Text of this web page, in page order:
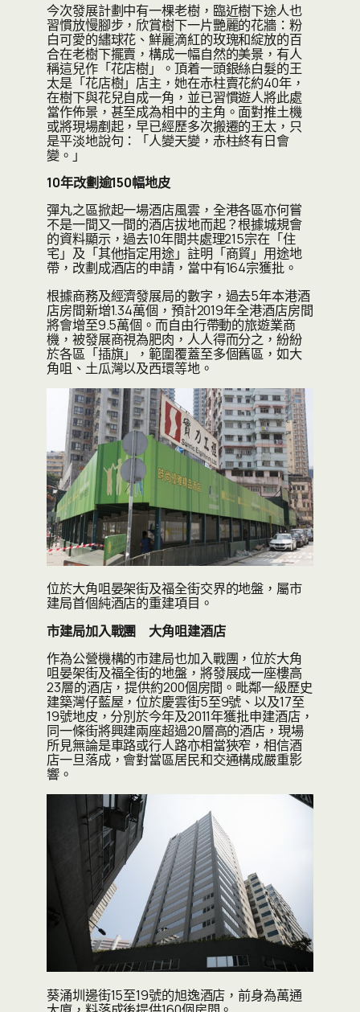
今次發展計劃中有一棵老樹，臨近樹下途人也
習慣放慢腳步，欣賞樹下一片艷麗的花牆：粉
白可愛的繡球花、鮮麗滴紅的玫瑰和綻放的百
合在老樹下擺賣，構成一幅自然的美景，有人
稱這兒作「花店樹」。頂着一頭銀絲白髮的王
太是「花店樹」店主，她在赤柱賣花約40年，
在樹下與花兒自成一角，並已習慣遊人將此處
當作佈景，甚至成為相中的主角。面對推土機
或將現場剷起，早已經歷多次搬遷的王太，只
是平淡地說句：「人變天變，赤柱終有日會
變。」
10年改劃逾150幅地皮
彈丸之區掀起一場酒店風雲，全港各區亦何嘗
不是一間又一間的酒店拔地而起？根據城規會
的資料顯示，過去10年間共處理215宗在「住
宅」及「其他指定用途」註明「商貿」用途地
帶，改劃成酒店的申請，當中有164宗獲批。
根據商務及經濟發展局的數字，過去5年本港酒
店房間新增1.34萬個，預計2019年全港酒店房間
將會增至9.5萬個。而自由行帶動的旅遊業商
機，被發展商視為肥肉，人人得而分之，紛紛
於各區「插旗」，範圍覆蓋至多個舊區，如大
角咀、土瓜灣以及西環等地。
位於大角咀晏架街及福全街交界的地盤，屬市
建局首個純酒店的重建項目。
市建局加入戰團 大角咀建酒店
作為公營機構的市建局也加入戰團，位於大角
咀晏架街及福全街的地盤，將發展成一座樓高
23層的酒店，提供約200個房間。毗鄰一級歷史
建築灣仔藍屋，位於慶雲街5至9號、以及17至
19號地皮，分別於今年及2011年獲批申建酒店，
同一條街將興建兩座超過20層高的酒店，現場
所見無論是車路或行人路亦相當狹窄，相信酒
店一旦落成，會對當區居民和交通構成嚴重影
響。
葵涌圳邊街15至19號的旭逸酒店，前身為萬通